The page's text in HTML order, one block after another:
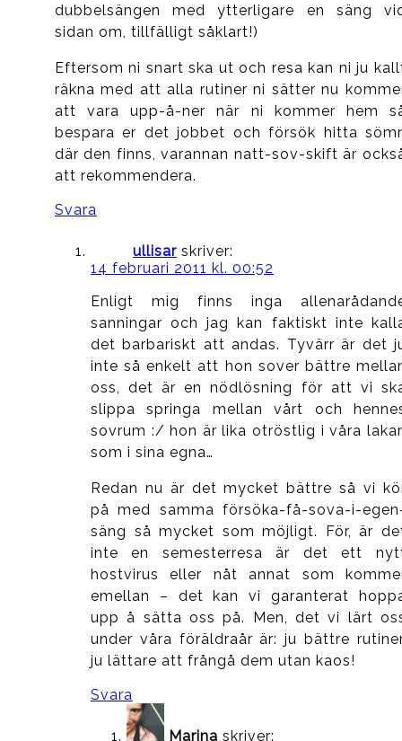
dubbelsängen med ytterligare en säng
sidan om, tillfälligt såklart!)
Eftersom ni snart ska ut och resa kan ni ju
räkna med att alla rutiner ni sätter nu
att vara upp-å-ner när ni kommer hem
bespara er det jobbet och försök hitta
där den finns, varannan natt-sov-skift är
att rekommendera.
Svara
ullisar skriver:
14 februari 2011 kl. 00:52
Enligt mig finns inga
sanningar och jag kan faktiskt inte
det barbariskt att andas. Tyvärr är det
inte så enkelt att hon sover bättre
oss, det är en nödlösning för att vi
slippa springa mellan vårt och
sovrum :/ hon är lika otröstlig i våra
som i sina egna…
Redan nu är det mycket bättre så vi
på med samma försöka-få-sova-i-
säng så mycket som möjligt. För, är
inte en semesterresa är det ett
hostvirus eller nåt annat som
emellan – det kan vi garanterat
upp å sätta oss på. Men, det vi lärt
under våra föräldraår är: ju bättre
ju lättare att frångå dem utan kaos!
Svara
Marina skriver: